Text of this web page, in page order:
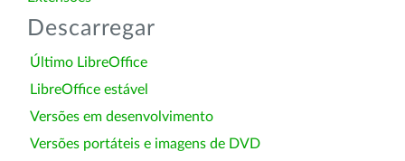
Descarregar
Último LibreOffice
LibreOffice estável
Versões em desenvolvimento
Versões portáteis e imagens de DVD